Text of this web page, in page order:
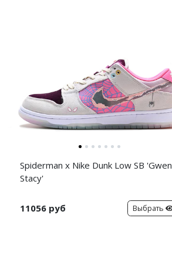
Spiderman x Nike Dunk Low SB 'Gwen
Stacy'
11056 руб Выбрать